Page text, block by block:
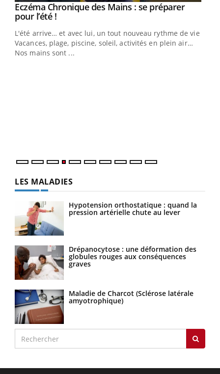
Youtube
Eczéma Chronique des Mains : se préparer
pour l’été !Youtube
L'été arrive… et avec lui, un tout nouveau rythme de vie !
Vacances, plage, piscine, soleil, activités en plein air…
Nos mains sont ...
LES MALADIES
Hypotension orthostatique : quand la
pression artérielle chute au lever
Drépanocytose : une déformation des
globules rouges aux conséquences
graves
Maladie de Charcot (Sclérose latérale
amyotrophique)